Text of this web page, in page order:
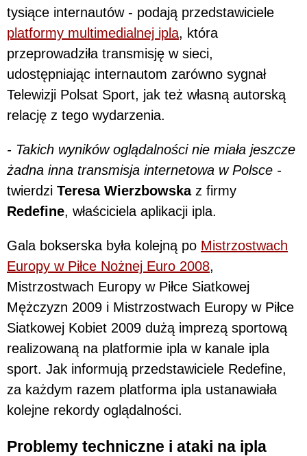
tysiące internautów - podają przedstawiciele
platformy multimedialnej ipla, która
przeprowadziła transmisję w sieci,
udostępniając internautom zarówno sygnał
Telewizji Polsat Sport, jak też własną autorską
relację z tego wydarzenia.
- Takich wyników oglądalności nie miała jeszcze
żadna inna transmisja internetowa w Polsce -
twierdzi Teresa Wierzbowskaz firmy
Redefine, właściciela aplikacji ipla.
Gala bokserska była kolejną po Mistrzostwach
Europy w Piłce Nożnej Euro 2008,
Mistrzostwach Europy w Piłce Siatkowej
Mężczyzn 2009 i Mistrzostwach Europy w Piłce
Siatkowej Kobiet 2009 dużą imprezą sportową
realizowaną na platformie ipla w kanale ipla
sport. Jak informują przedstawiciele Redefine,
za każdym razem platforma ipla ustanawiała
kolejne rekordy oglądalności.
Problemy techniczne i ataki na ipla